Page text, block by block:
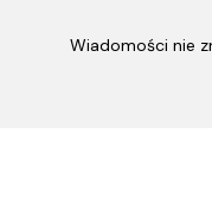
Wiadomości nie